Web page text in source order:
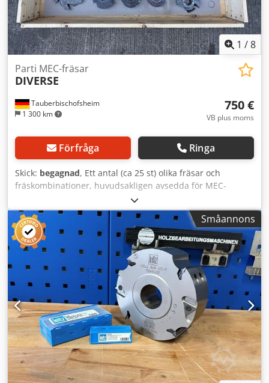
1 /8
Tauberbischofsheim
1 300 km
Parti MEC-fräsar
DIVERSE
750 €
VB plus moms
Förfråga Ringa
Skick: begagnad, Ett antal (ca 25 st) olika fräsar och
fräskombinationer, huvudsakligen avsedda för MEC-
matning eller utan märkning. Tekniska data: - Märkning:
Utan eller MEC - Håldiameter: 40 mm Dcodpjzryn Ajfx Af
Aok - Vikt: ~100 kg
Småannons